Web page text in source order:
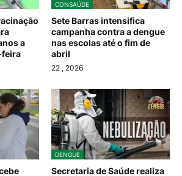
a
CONSAÚDE
Sete Barras intensifica
campanha contra a dengue
nas escolas até o fim de
abril
22 , 2026
DENGUE
Secretaria de Saúde realiza